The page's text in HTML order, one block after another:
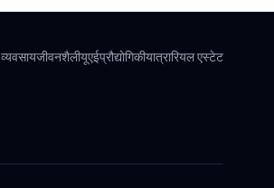
व्यवसायजीवनशैलीयूएईप्रौद्योगिकीयात्रारियल एस्टेट